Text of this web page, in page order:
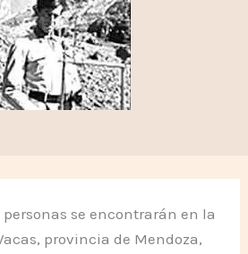
se encontrarán en la
provincia de Mendoza,